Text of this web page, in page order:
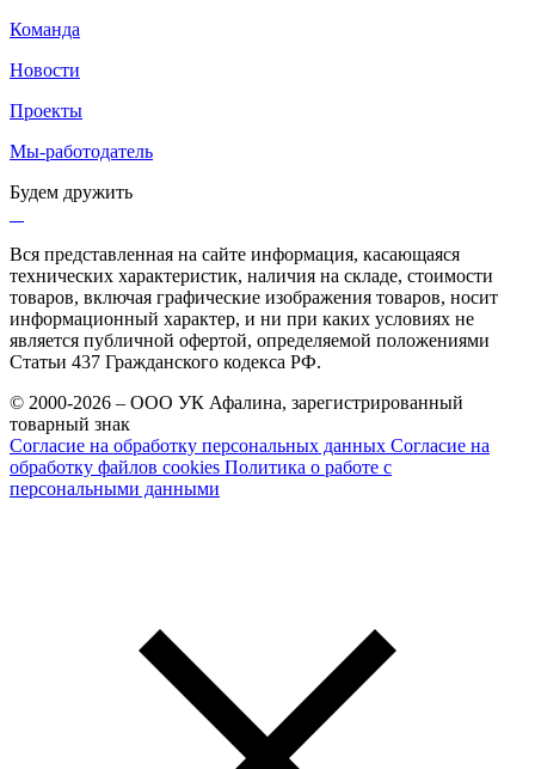
Команда
Новости
Проекты
Мы-работодатель
Будем дружить
Вся представленная на сайте информация, касающаяся
технических характеристик, наличия на складе, стоимости
товаров, включая графические изображения товаров, носит
информационный характер, и ни при каких условиях не
является публичной офертой, определяемой положениями
Статьи 437 Гражданского кодекса РФ.
© 2000-2026 – ООО УК Афалина, зарегистрированный
товарный знак
Согласие на обработку персональных данных Согласие на
обработку файлов cookies Политика о работе с
персональными данными